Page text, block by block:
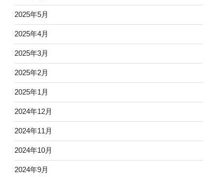
2025年5月
2025年4月
2025年3月
2025年2月
2025年1月
2024年12月
2024年11月
2024年10月
2024年9月